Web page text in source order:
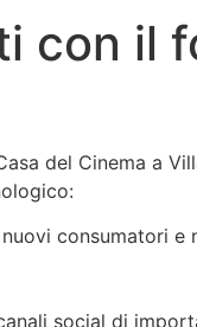
con il
del Cinema a
consumatori e
social di